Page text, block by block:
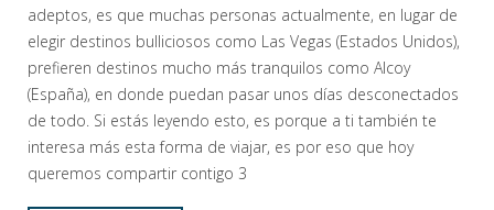
adeptos, es que muchas personas actualmente, en lugar de
elegir destinos bulliciosos como Las Vegas (Estados Unidos),
prefieren destinos mucho más tranquilos como Alcoy
(España), en donde puedan pasar unos días desconectados
de todo. Si estás leyendo esto, es porque a ti también te
interesa más esta forma de viajar, es por eso que hoy
queremos compartir contigo 3